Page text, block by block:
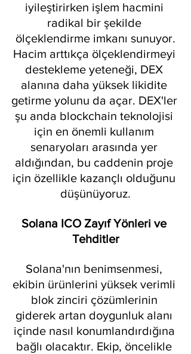
iyileştirirken işlem hacmini
radikal bir şekilde
ölçeklendirme imkanı sunuyor.
Hacim arttıkça ölçeklendirmeyi
destekleme yeteneği, DEX
alanına daha yüksek likidite
getirme yolunu da açar. DEX'ler
şu anda blockchain teknolojisi
için en önemli kullanım
senaryoları arasında yer
aldığından, bu caddenin proje
için özellikle kazançlı olduğunu
düşünüyoruz.
Solana ICO Zayıf Yönleri ve
Tehditler
Solana'nın benimsenmesi,
ekibin ürünlerini yüksek verimli
blok zinciri çözümlerinin
giderek artan doygunluk alanı
içinde nasıl konumlandırdığına
bağlı olacaktır. Ekip, öncelikle